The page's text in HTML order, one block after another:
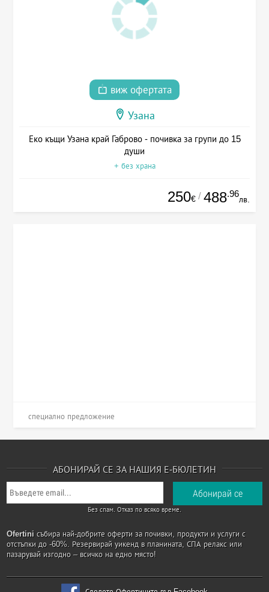
виж офертата
Узана
Еко къщи Узана край Габрово - почивка за групи до 15
души
+ без храна
250€ / 488.96
лв.
специално предложение
АБОНИРАЙ СЕ ЗА НАШИЯ Е-БЮЛЕТИН
Без спам. Отказ по всяко време.
Ofertini събира най-добрите оферти за почивки, продукти и услуги с
отстъпки до -60%. Резервирай уикенд в планината, СПА релакс или
пазарувай изгодно – всичко на едно място!